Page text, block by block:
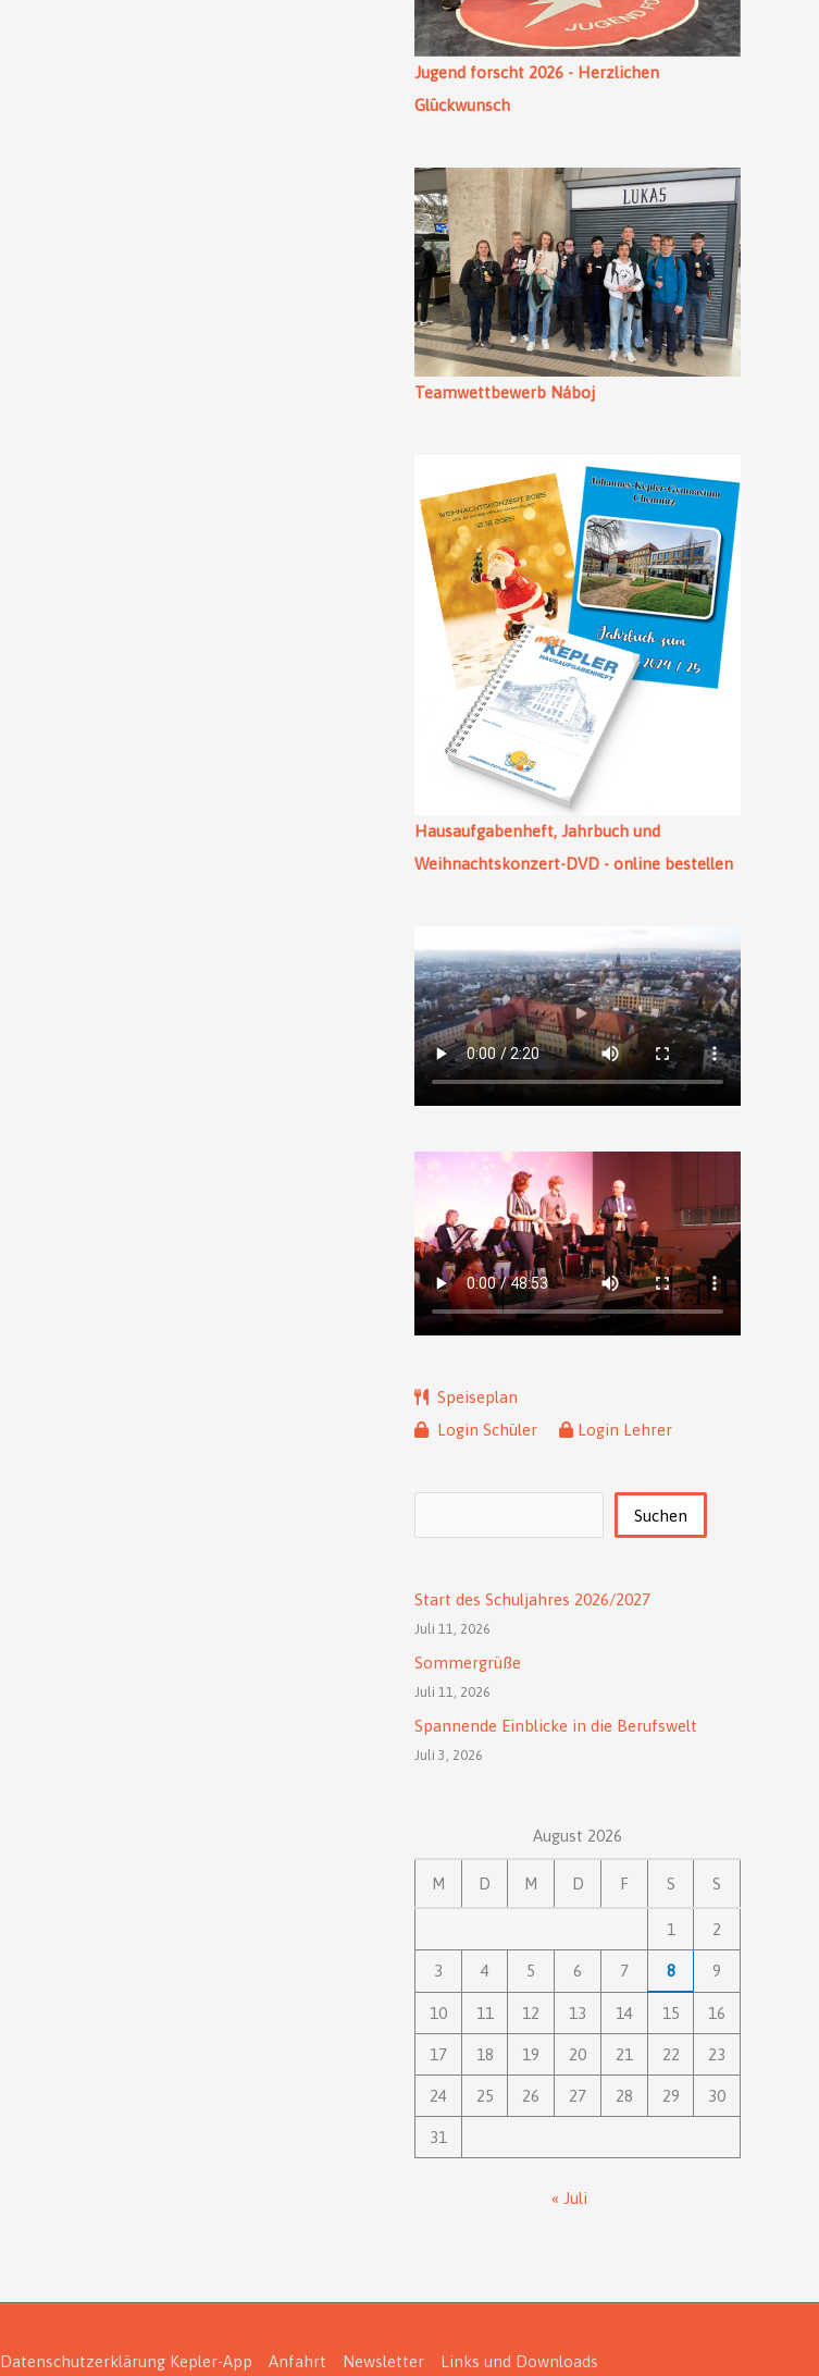
Jugend forscht 2026 - Herzlichen
Glückwunsch
Teamwettbewerb Náboj
Hausaufgabenheft, Jahrbuch und
Weihnachtskonzert-DVD - online bestellen
Speiseplan
Login Schüler
Login Lehrer
Suchen
Start des Schuljahres 2026/2027
Juli 11, 2026
Sommergrüße
Juli 11, 2026
Spannende Einblicke in die Berufswelt
Juli 3, 2026
August 2026
M D M D F S S
1 2
3 4 5 6 7 8 9
10 11 12 13 14 15 16
17 18 19 20 21 22 23
24 25 26 27 28 29 30
31
« Juli
Datenschutzerklärung Kepler-App Anfahrt Newsletter Links und Downloads